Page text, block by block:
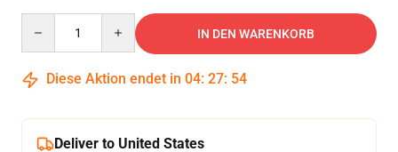
IN DEN WARENKORB
Diese Aktion endet in 04: 27: 53
Deliver to United States